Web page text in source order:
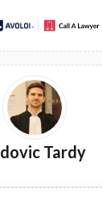
Tardy